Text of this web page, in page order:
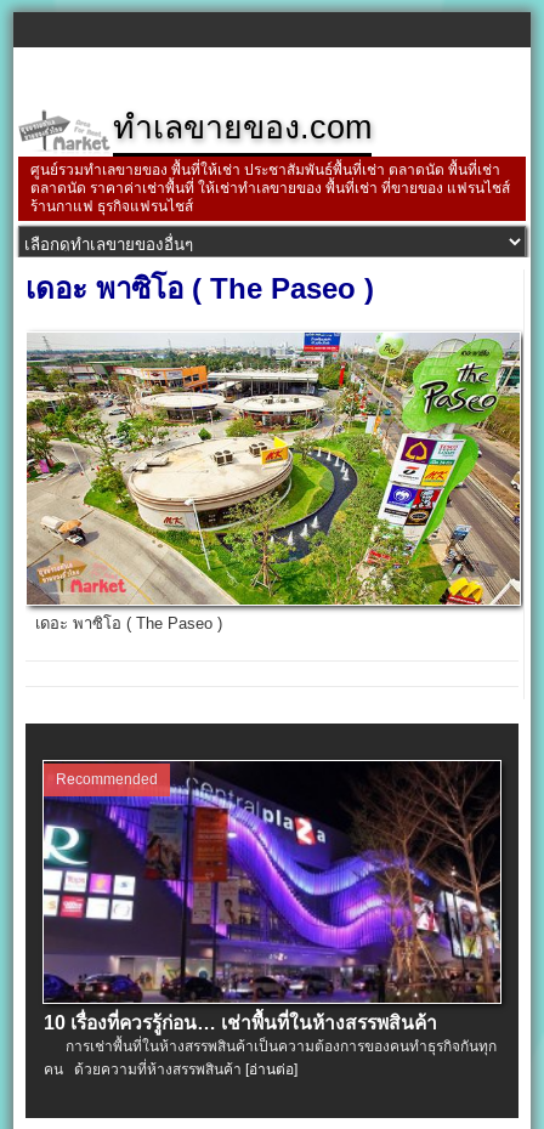
ทำเลขายของ.com
ศูนย์รวมทำเลขายของ พื้นที่ให้เช่า ประชาสัมพันธ์พื้นที่เช่า ตลาดนัด พื้นที่เช่า
ตลาดนัด ราคาค่าเช่าพื้นที่ ให้เช่าทำเลขายของ พื้นที่เช่า ที่ขายของ แฟรนไชส์
ร้านกาแฟ ธุรกิจแฟรนไชส์
เดอะ พาซิโอ ( The Paseo )
เดอะ พาซิโอ ( The Paseo )
Recommended
10 เรื่องที่ควรรู้ก่อน… เช่าพื้นที่ในห้างสรรพสินค้า
การเช่าพื้นที่ในห้างสรรพสินค้าเป็นความต้องการของคนทำธุรกิจกันทุก
คน ด้วยความที่ห้างสรรพสินค้า [อ่านต่อ]